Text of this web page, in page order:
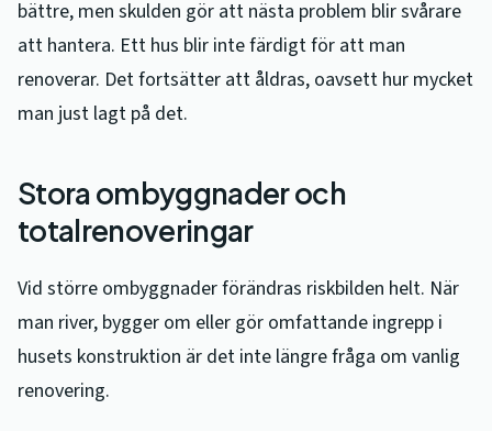
bättre, men skulden gör att nästa problem blir svårare
att hantera. Ett hus blir inte färdigt för att man
renoverar. Det fortsätter att åldras, oavsett hur mycket
man just lagt på det.
Stora ombyggnader och
totalrenoveringar
Vid större ombyggnader förändras riskbilden helt. När
man river, bygger om eller gör omfattande ingrepp i
husets konstruktion är det inte längre fråga om vanlig
renovering.